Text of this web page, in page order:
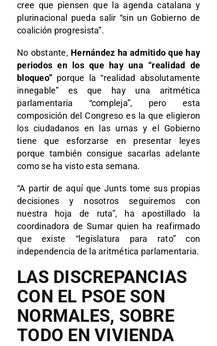
cree que piensen que la agenda catalana y
plurinacional pueda salir “sin un Gobierno de
coalición progresista”.
No obstante, Hernández ha admitido que hay
periodos en los que hay una “realidad de
bloqueo” porque la “realidad absolutamente
innegable” es que hay una aritmética
parlamentaria “compleja”, pero esta
composición del Congreso es la que eligieron
los ciudadanos en las urnas y el Gobierno
tiene que esforzarse en presentar leyes
porque también consigue sacarlas adelante
como se ha visto esta semana.
“A partir de aquí que Junts tome sus propias
decisiones y nosotros seguiremos con
nuestra hoja de ruta”, ha apostillado la
coordinadora de Sumar quien ha reafirmado
que existe “legislatura para rato” con
independencia de la aritmética parlamentaria.
LAS DISCREPANCIAS
CON EL PSOE SON
NORMALES, SOBRE
TODO EN VIVIENDA